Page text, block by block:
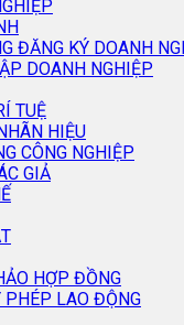
ĐĂNG KÝ DOANH
DOANH NGHIỆP
TUỆ
HIỆU
CÔNG NGHIỆP
GIẢ
HỢP ĐỒNG
PHÉP LAO ĐỘNG